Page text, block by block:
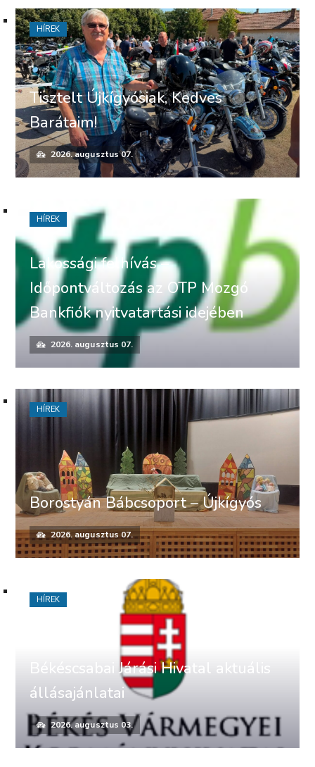
Tisztelt Újkígyósiak, Kedves
Barátaim!
2026. augusztus 07.
HÍREK
Lakossági felhívás –
Időpontváltozás az OTP Mozgó
Bankfiók nyitvatartási idejében
2026. augusztus 07.
HÍREK
Borostyán Bábcsoport – Újkígyós
2026. augusztus 07.
HÍREK
Békéscsabai Járási Hivatal aktuális
állásajánlatai
2026. augusztus 03.
HÍREK